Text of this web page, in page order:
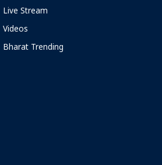
Live Stream
Videos
Bharat Trending